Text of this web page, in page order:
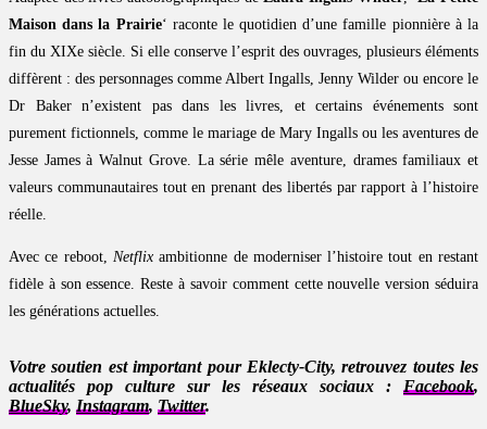
Maison dans la Prairie‘ raconte le quotidien d’une famille pionnière à la
fin du XIXe siècle. Si elle conserve l’esprit des ouvrages, plusieurs éléments
diffèrent : des personnages comme Albert Ingalls, Jenny Wilder ou encore le
Dr Baker n’existent pas dans les livres, et certains événements sont
purement fictionnels, comme le mariage de Mary Ingalls ou les aventures de
Jesse James à Walnut Grove. La série mêle aventure, drames familiaux et
valeurs communautaires tout en prenant des libertés par rapport à l’histoire
réelle.
Avec ce reboot, Netflixambitionne de moderniser l’histoire tout en restant
fidèle à son essence. Reste à savoir comment cette nouvelle version séduira
les générations actuelles.
Votre soutien est important pour Eklecty-City, retrouvez toutes les
actualités pop culture sur les réseaux sociaux : Facebook,
BlueSky, Instagram, Twitter.